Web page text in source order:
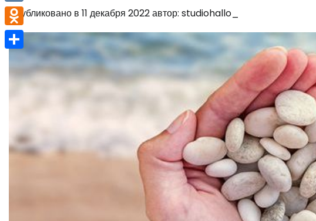
Опубликовано в 11 декабря 2022автор: studiohallo_
VK
Odnoklassniki
Отправить